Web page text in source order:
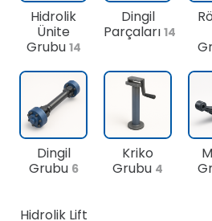
Hidrolik
Ünite
Grubu 14
Dingil
Parçaları 14
Dingil
Grubu 6
Kriko
Grubu 4
Hidrolik Lift